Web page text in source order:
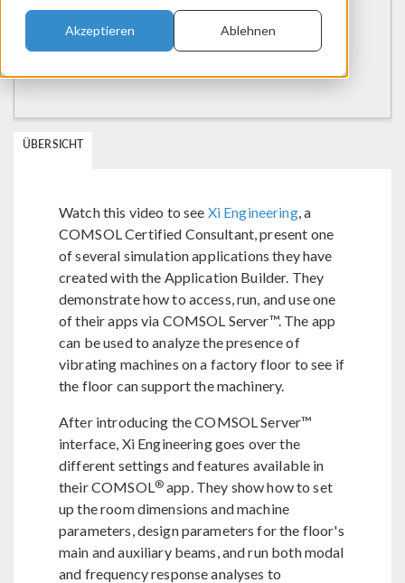
Akzeptieren Ablehnen
ÜBERSICHT
Watch this video to see Xi Engineering, a
COMSOL Certified Consultant, present one
of several simulation applications they have
created with the Application Builder. They
demonstrate how to access, run, and use one
of their apps via COMSOL Server™. The app
can be used to analyze the presence of
vibrating machines on a factory floor to see if
the floor can support the machinery.
After introducing the COMSOL Server™
interface, Xi Engineering goes over the
different settings and features available in
their COMSOL®app. They show how to set
up the room dimensions and machine
parameters, design parameters for the floor's
main and auxiliary beams, and run both modal
and frequency response analyses to